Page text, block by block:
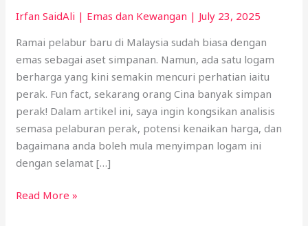
Irfan SaidAli | Emas dan Kewangan | July 23, 2025
Ramai pelabur baru di Malaysia sudah biasa dengan
emas sebagai aset simpanan. Namun, ada satu logam
berharga yang kini semakin mencuri perhatian iaitu
perak. Fun fact, sekarang orang Cina banyak simpan
perak! Dalam artikel ini, saya ingin kongsikan analisis
semasa pelaburan perak, potensi kenaikan harga, dan
bagaimana anda boleh mula menyimpan logam ini
dengan selamat […]
Read More »